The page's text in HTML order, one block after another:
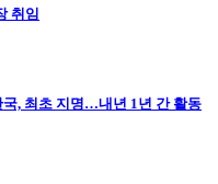
취임
, 최초 지명…내년 1년 간 활동